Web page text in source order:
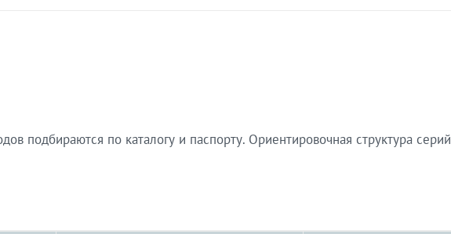
подбираются по каталогу и паспорту. Ориентировочная структура серий